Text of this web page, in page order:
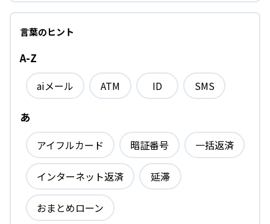
解約（退会）したい場合は、どうすればいいで
すか？
ログインができないのはなぜですか？
ばよいですか？
提携ATMで完済はできますか？
言葉のヒント
A-Z
aiメール ATM ID SMS
あ
アイフルカード 暗証番号 一括返済
インターネット返済 延滞
おまとめローン